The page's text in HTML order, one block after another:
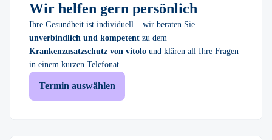
Wir helfen gern persönlich
Ihre Gesundheit ist individuell – wir beraten Sie
unverbindlich und kompetent zu dem
Krankenzusatzschutz von vitolo und klären all Ihre Fragen
in einem kurzen Telefonat.
Termin auswählen